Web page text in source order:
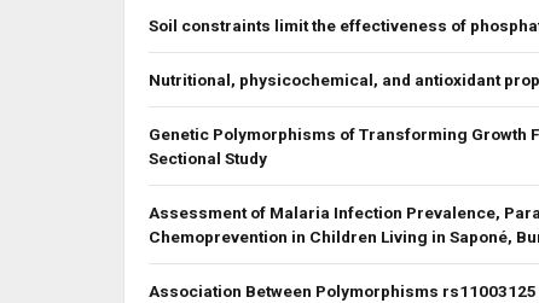
Soil constraints limit the effectiveness of
Nutritional, physicochemical, and antioxidant
Genetic Polymorphisms of Transforming Growth
Sectional Study
Assessment of Malaria Infection Prevalence,
Chemoprevention in Children Living in Saponé,
Association Between Polymorphisms